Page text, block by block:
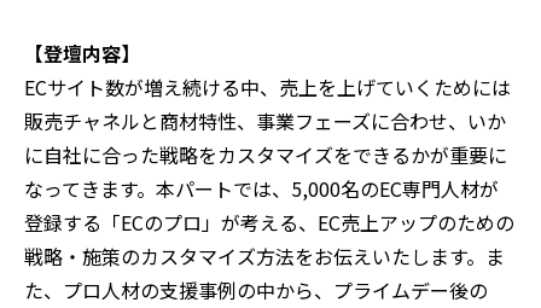
【登壇内容】
ECサイト数が増え続ける中、売上を上げていくためには
販売チャネルと商材特性、事業フェーズに合わせ、いか
に自社に合った戦略をカスタマイズをできるかが重要に
なってきます。本パートでは、5,000名のEC専門人材が
登録する「ECのプロ」が考える、EC売上アップのための
戦略・施策のカスタマイズ方法をお伝えいたします。ま
た、プロ人材の支援事例の中から、プライムデー後の